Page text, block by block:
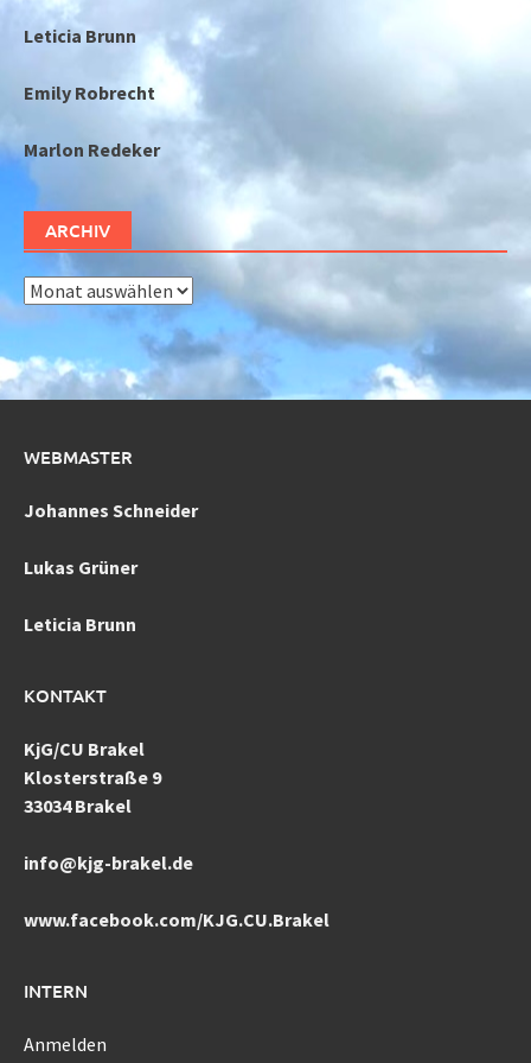
Leticia Brunn
Emily Robrecht
Marlon Redeker
ARCHIV
Archiv
WEBMASTER
Johannes Schneider
Lukas Grüner
Leticia Brunn
KONTAKT
KjG/CU Brakel
Klosterstraße 9
33034 Brakel
info@kjg-brakel.de
www.facebook.com/KJG.CU.Brakel
INTERN
Anmelden